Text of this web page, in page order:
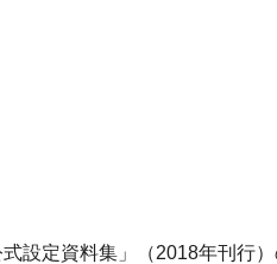
設定資料集」（2018年刊行